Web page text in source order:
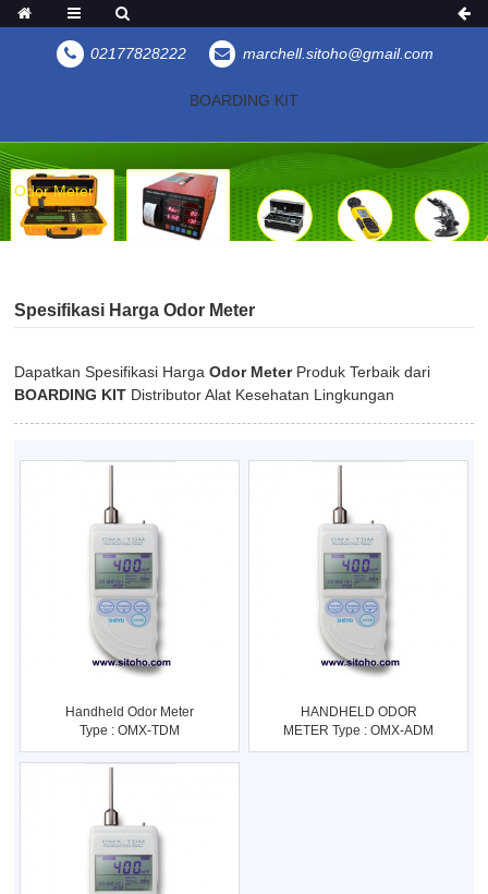
02177828222 marchell.sitoho@gmail.com
BOARDING KIT
Odor Meter
Spesifikasi Harga Odor Meter
Dapatkan Spesifikasi HargaOdor MeterProduk Terbaik dari
BOARDING KIT Distributor Alat Kesehatan Lingkungan
Handheld Odor Meter
Type : OMX-TDM
HANDHELD ODOR
METER Type : OMX-ADM